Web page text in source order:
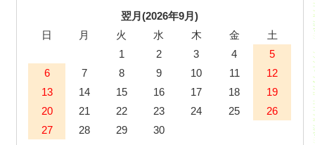
翌月(2026年9月)
日
月 火 水 木 金
土
1
2 3 4
5
6
7 8 9 10 11
12
13
14 15 16 17 18
19
20
21 22 23 24 25
26
27
28 29 30